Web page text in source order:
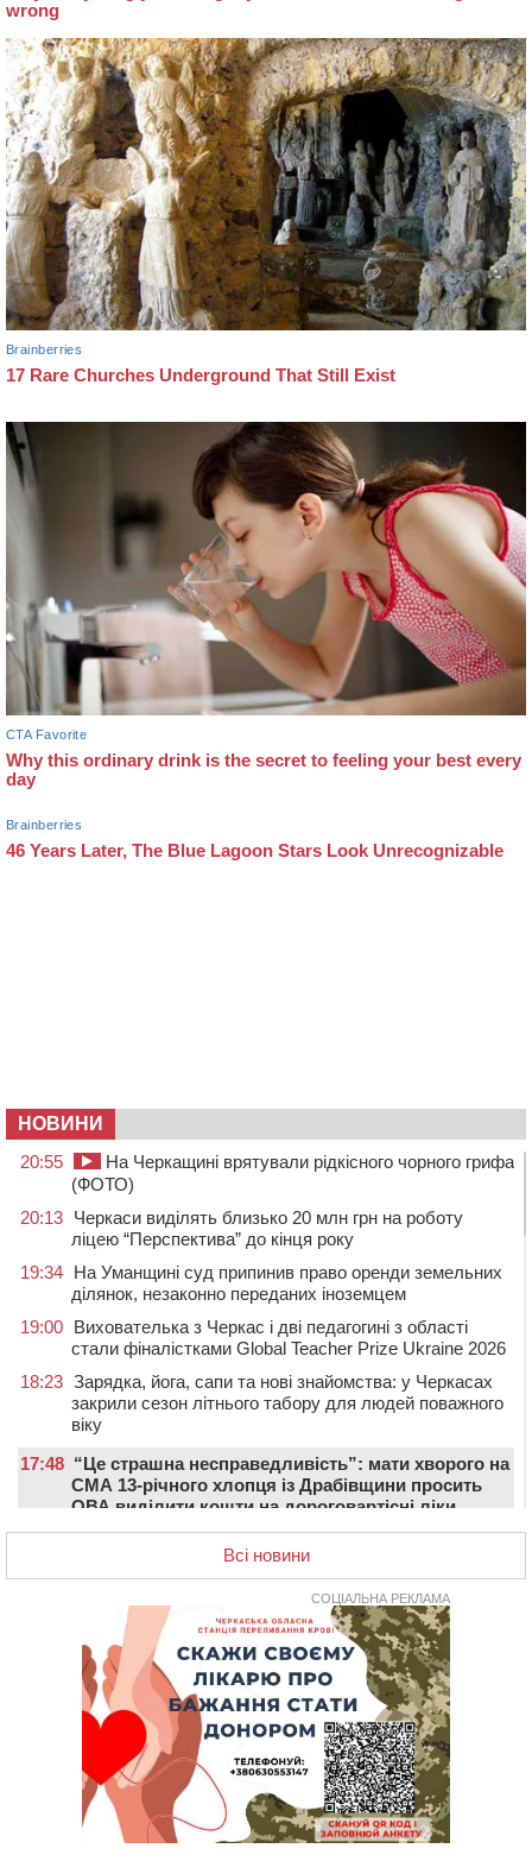
НОВИНИ
20:55
На Черкащині врятували рідкісного чорного грифа
(ФОТО)
20:13 Черкаси виділять близько 20 млн грн на роботу
ліцею “Перспектива” до кінця року
19:34 На Уманщині суд припинив право оренди земельних
ділянок, незаконно переданих іноземцем
19:00 Вихователька з Черкас і дві педагогині з області
стали фіналістками Global Teacher Prize Ukraine 2026
18:23 Зарядка, йога, сапи та нові знайомства: у Черкасах
закрили сезон літнього табору для людей поважного
віку
17:48 “Це страшна несправедливість”: мати хворого на
СМА 13-річного хлопця із Драбівщини просить
ОВА виділити кошти на дороговартісні ліки
На Уманщині судитимуть колишню очільницю відділу
освіти через закупівлю електрики за завищеною
У Черкасах провели в останню путь двох
загиблих воїнів
До 1 вересня у Черкасах оновлюють дорожню
розмітку біля навчальних закладів (ФОТОФАКТ)
На честь загиблого захисника і чемпіона світу в
Черкасах відкрили спортивно-реабілітаційний центр
На Звенигородщині, попри заборону міськради,
проведуть “Ше.Fest”
Всі новини
СОЦІАЛЬНА РЕКЛАМА